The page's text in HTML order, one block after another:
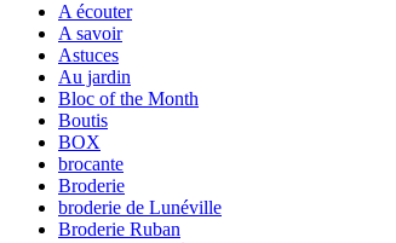
A écouter
A savoir
Astuces
Au jardin
Bloc of the Month
Boutis
BOX
brocante
Broderie
broderie de Lunéville
Broderie Ruban